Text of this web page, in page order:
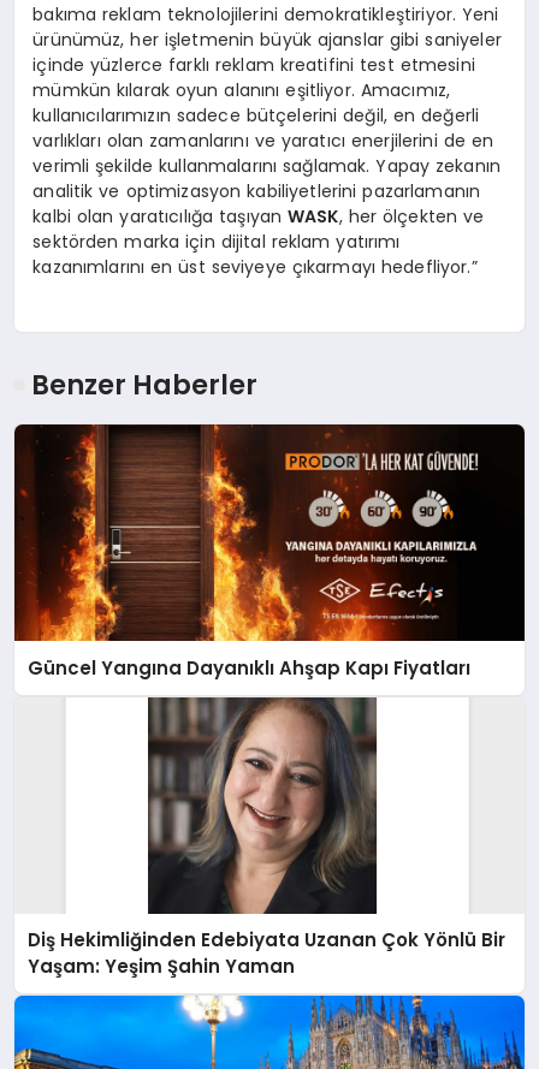
bakıma reklam teknolojilerini demokratikleştiriyor. Yeni
ürünümüz, her işletmenin büyük ajanslar gibi saniyeler
içinde yüzlerce farklı reklam kreatifini test etmesini
mümkün kılarak oyun alanını eşitliyor. Amacımız,
kullanıcılarımızın sadece bütçelerini değil, en değerli
varlıkları olan zamanlarını ve yaratıcı enerjilerini de en
verimli şekilde kullanmalarını sağlamak. Yapay zekanın
analitik ve optimizasyon kabiliyetlerini pazarlamanın
kalbi olan yaratıcılığa taşıyanWASK, her ölçekten ve
sektörden marka için dijital reklam yatırımı
kazanımlarını en üst seviyeye çıkarmayı hedefliyor.”
Benzer Haberler
Güncel Yangına Dayanıklı Ahşap Kapı Fiyatları
Diş Hekimliğinden Edebiyata Uzanan Çok Yönlü Bir
Yaşam: Yeşim Şahin Yaman